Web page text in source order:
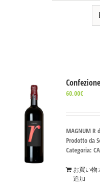
60,00€
MAGNUM R
Prodotto da
Categoria:
お買い物
追加